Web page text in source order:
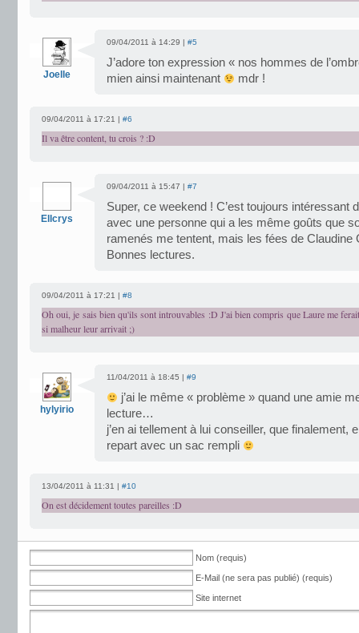
Joelle
09/04/2011 à 14:29 | #5
J’adore ton expression « nos hommes de
mien ainsi maintenant
mdr !
09/04/2011 à 17:21 | #6
Il va être content, tu crois ? :D
Ellcrys
09/04/2011 à 15:47 | #7
Super, ce weekend ! C’est toujours intéressant
avec une personne qui a les même goûts que
ramenés me tentent, mais les fées de Claudine
Bonnes lectures.
09/04/2011 à 17:21 | #8
Oh oui, je sais bien qu'ils sont introuvables :D J'ai bien compris que Laure me
si malheur leur arrivait ;)
hylyirio
11/04/2011 à 18:45 | #9
j’ai le même « problème » quand une amie
lecture…
j’en ai tellement à lui conseiller, que finalement,
repart avec un sac rempli
13/04/2011 à 11:31 | #10
On est décidement toutes pareilles :D
Nom (requis)
E-Mail (ne sera pas publié) (requis)
Site internet